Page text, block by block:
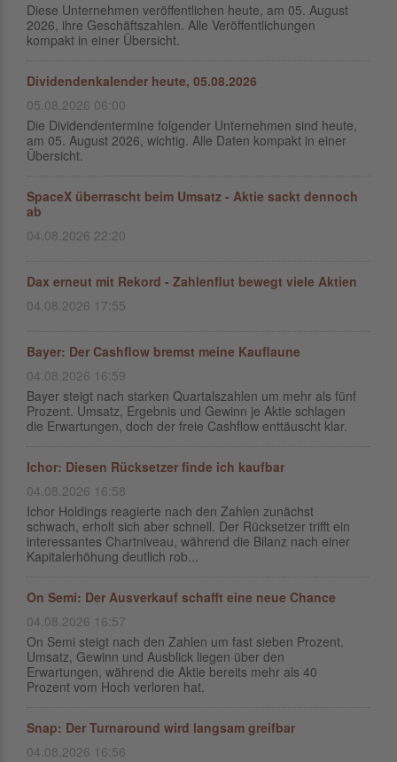
Diese Unternehmen veröffentlichen heute, am 05. August
2026, ihre Geschäftszahlen. Alle Veröffentlichungen
kompakt in einer Übersicht.
Dividendenkalender heute, 05.08.2026
05.08.2026 06:00
Die Dividendentermine folgender Unternehmen sind heute,
am 05. August 2026, wichtig. Alle Daten kompakt in einer
Übersicht.
SpaceX überrascht beim Umsatz - Aktie sackt dennoch
ab
04.08.2026 22:20
Dax erneut mit Rekord - Zahlenflut bewegt viele Aktien
04.08.2026 17:55
Bayer: Der Cashflow bremst meine Kauflaune
04.08.2026 16:59
Bayer steigt nach starken Quartalszahlen um mehr als fünf
Prozent. Umsatz, Ergebnis und Gewinn je Aktie schlagen
die Erwartungen, doch der freie Cashflow enttäuscht klar.
Ichor: Diesen Rücksetzer finde ich kaufbar
04.08.2026 16:58
Ichor Holdings reagierte nach den Zahlen zunächst
schwach, erholt sich aber schnell. Der Rücksetzer trifft ein
interessantes Chartniveau, während die Bilanz nach einer
Kapitalerhöhung deutlich rob...
On Semi: Der Ausverkauf schafft eine neue Chance
04.08.2026 16:57
On Semi steigt nach den Zahlen um fast sieben Prozent.
Umsatz, Gewinn und Ausblick liegen über den
Erwartungen, während die Aktie bereits mehr als 40
Prozent vom Hoch verloren hat.
Snap: Der Turnaround wird langsam greifbar
04.08.2026 16:56